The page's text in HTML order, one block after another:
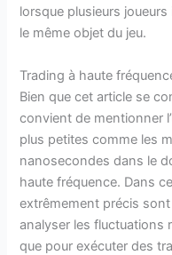
lorsque plusieurs
le même objet du jeu.
Trading à haute
Bien que cet article se
convient de mentionner
plus petites comme les
nanosecondes dans le
haute fréquence. Dans
extrêmement précis
analyser les fluctuations
que pour exécuter des